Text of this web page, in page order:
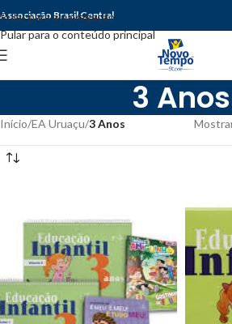
Pular para a navegação
Pular para o conteúdo principal
Associação Brasil Central
3 Anos
Início/EA Uruaçu/3 Anos